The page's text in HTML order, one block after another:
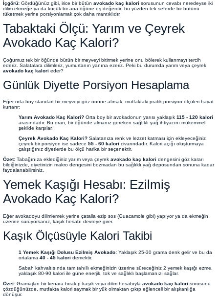
İçgörü: Gördüğünüz gibi, irice bir bütün avokado kaç kalori sorusunun cevabı neredeyse iki
dilim ekmeğe ya da küçük bir ana öğüne eş değerdir; bu yüzden tek seferde bir bütünü
tüketmek yerine porsiyonlamak çok daha mantıklıdır.
Tabaktaki Ölçü: Yarım ve Çeyrek
Avokado Kaç Kalori?
Çoğumuz tek bir öğünde bütün bir meyveyi bitirmek yerine onu bölerek kullanmayı tercih
ederiz. Salatalara dilimleriz, yumurtanın yanına ezeriz. Peki bu durumda yarım veya çeyrek
avokado kaç kalori eder?
Günlük Diyette Porsiyon Hesaplama
Eğer orta boy standart bir meyveyi göz önüne alırsak, mutfaktaki pratik porsiyon ölçüleri hayat
kurtarır:
Yarım Avokado Kaç Kalori? Orta boy bir avokadonun yarısı yaklaşık 115 - 120 kalori
arasındadır. Bu oran, bir öğünde almanız gereken sağlıklı yağ ihtiyacını mükemmel
şekilde karşılar.
Çeyrek Avokado Kaç Kalori? Salatanıza renk ve lezzet katması için ekleyeceğiniz
çeyrek bir porsiyon ise sadece 55 - 60 kalori civarındadır. Kalori açığı oluşturmaya
çalıştığınız diyetlerde bu ölçü harika bir seçenektir.
Özet: Tabağınıza eklediğiniz yarım veya çeyrek avokado kaç kalori dengesini göz kararı
bildiğinizde, diyetinizin makro dengesini bozmadan bu sağlıklı yağ deposundan sonuna kadar
faydalanabilirsiniz.
Yemek Kaşığı Hesabı: Ezilmiş
Avokado Kaç Kalori?
Eğer avokadoyu dilimlemek yerine çatalla ezip sos (Guacamole gibi) yapıyor ya da ekmeğin
üzerine sürüyorsanız, kaşık hesabı devreye girer.
Kaşık Ölçüsüyle Kalori Takibi
1 Yemek Kaşığı Dolusu Ezilmiş Avokado: Yaklaşık 25-30 grama denk gelir ve bu da
ortalama 40 - 45 kalori demektir.
Sabah kahvaltısında tam tahıllı ekmeğinizin üzerine süreceğiniz 2 yemek kaşığı ezme,
yaklaşık 80-90 kalori ile güne enerjik, tok ve sağlıklı başlamanızı sağlar.
Özet: Gramajları bir kenara bırakıp kaşık veya dilim hesabıyla avokado kaç kalori sorusunu
çözdüğünüzde, mutfakta kalori saymak bir yük olmaktan çıkıp eğlenceli bir alışkanlığa
dönüşür.